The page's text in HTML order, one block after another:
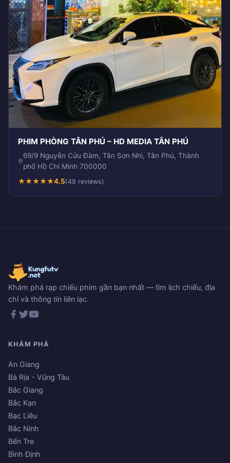
PHIM PHÒNG TÂN PHÚ – HD MEDIA TÂN PHÚ
69/9 Nguyễn Cửu Đàm, Tân Sơn Nhì, Tân Phú, Thành
phố Hồ Chí Minh 700000
★★★★★4.5(49 reviews)
Khám phá rạp chiếu phim gần bạn nhất — tìm lịch chiếu, địa
chỉ và thông tin liên lạc.
KHÁM PHÁ
An Giang
Bà Rịa - Vũng Tàu
Bắc Giang
Bắc Kạn
Bạc Liêu
Bắc Ninh
Bến Tre
Bình Định